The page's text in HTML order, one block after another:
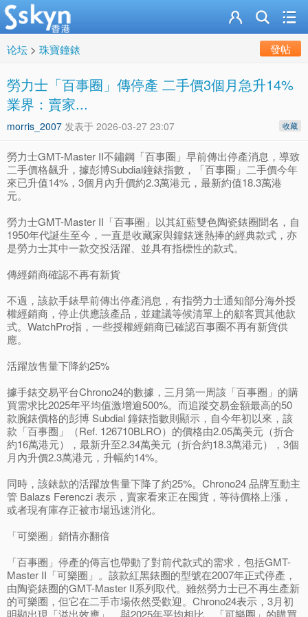
论坛 > 珠寶鐘錶 發帖
勞力士「百事圈」傳停產 二手價3個月急升14%
業界：賣家...
收藏
morris_2007 发表于 2026-03-27 23:07
勞力士GMT-Master II不鏽鋼「百事圈」早前傳出停產消息，導致
二手價格飆升，據彭博Subdial鐘錶指數，「百事圈」二手價今年
來已升值14%，3個月內升價約2.3萬港元，最新約值18.3萬港
元。
勞力士GMT-Master II「百事圈」以其紅藍雙色陶瓷錶圈聞名，自
1950年代誕生至今，一直是收藏家與鐘錶迷熱捧的經典款式，亦
是勞力士其中一款交投活躍、並具有指標性的款式。
傳經銷商確認不再有新貨
不過，該款手錶早前傳出停產消息，有指勞力士通知部分海外授
權經銷商，停止供應該產品，並建議等候清單上的顧客買其他款
式。WatchPro指，一些授權經銷商已確認百事圈不再有新貨供
應。
活躍放售量下降約25%
據手錶交易平台Chrono24的數據，三月第一周該「百事圈」的購
買需求比2025年平均值激增逾500%。而追蹤交易金額最高的50
款腕錶價格的彭博 Subdial 鐘錶指數則顯示，自今年初以來，該
款「百事圈」（Ref. 126710BLRO）的價格由2.05萬美元（折合
約16萬港元），最新升至2.34萬美元（折合約18.3萬港元），3個
月內升價2.3萬港元，升幅約14%。
同時，該錶款的活躍放售量下降了約25%。Chrono24 品牌互動主
管 Balazs Ferenczi 表示，賣家看來正在囤貨，等待價格上漲，
或者現有庫存正被市場迅速消化。
「可樂圈」銷情亦翻倍
「百事圈」停產的傳言也帶動了對前代款式的需求，包括GMT-
Master II「可樂圈」。該款紅黑錶圈的型號在2007年正式停產，
由陶瓷錶圈的GMT-Master II系列取代。雖然勞力士已不再生產新
的可樂圈，但它在二手市場依然受歡迎。Chrono24表示，3月初
明顯出現「溢出效應」，與2025年平均相比，「可樂圈」的購買